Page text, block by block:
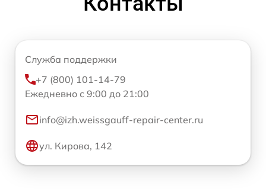
Служба поддержки
+7 (800) 101-14-79
Ежедневно с 9:00 до 21:00
info@izh.weissgauff-repair-center.ru
ул. Кирова, 142